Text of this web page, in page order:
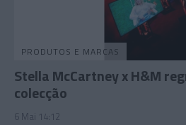
PRODUTOS E MARCAS
Stella McCartney x H&M
colecção
6 Mai 14:12